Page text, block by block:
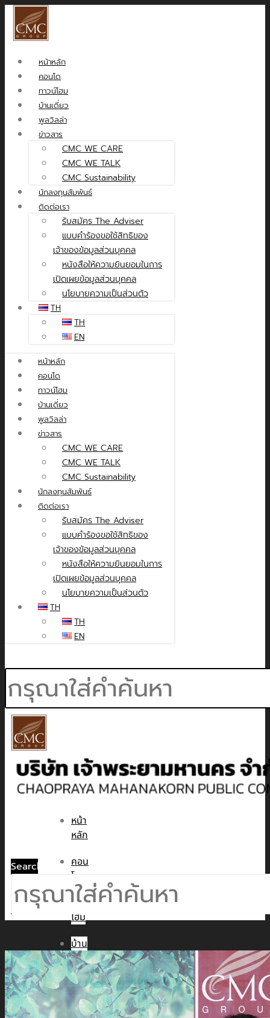
หน้าหลัก
คอนโด
ทาวน์โฮม
บ้านเดี่ยว
พูลวิลล่า
ข่าวสาร
CMC WE CARE
CMC WE TALK
CMC Sustainability
นักลงทุนสัมพันธ์
ติดต่อเรา
รับสมัคร The Adviser
แบบคำร้องขอใช้สิทธิของ
เจ้าของข้อมูลส่วนบุคคล
หนังสือให้ความยินยอมในการ
เปิดเผยข้อมูลส่วนบุคคล
นโยบายความเป็นส่วนตัว
TH
TH
EN
หน้าหลัก
คอนโด
ทาวน์โฮม
บ้านเดี่ยว
พูลวิลล่า
ข่าวสาร
CMC WE CARE
CMC WE TALK
CMC Sustainability
นักลงทุนสัมพันธ์
ติดต่อเรา
รับสมัคร The Adviser
แบบคำร้องขอใช้สิทธิของ
เจ้าของข้อมูลส่วนบุคคล
หนังสือให้ความยินยอมในการ
เปิดเผยข้อมูลส่วนบุคคล
นโยบายความเป็นส่วนตัว
TH
TH
EN
หน้า
หลัก
คอน
โด
ทาวน์
โฮม
บ้าน
เดี่ยว
พูล
วิลล่า
Search